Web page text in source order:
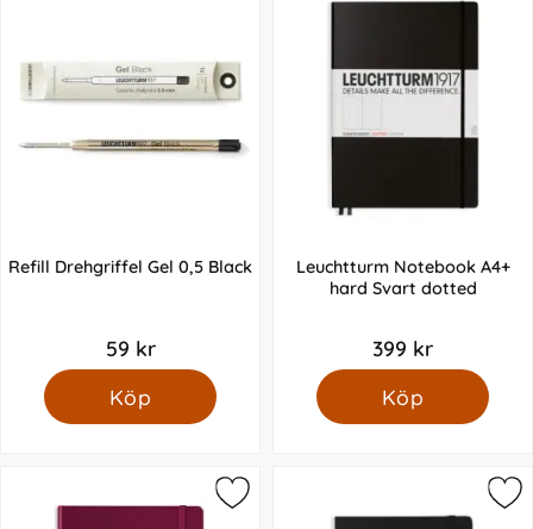
Refill Drehgriffel Gel 0,5 Black
59 kr
Köp
Leuchtturm Notebook A4+
hard Svart dotted
399 kr
Köp